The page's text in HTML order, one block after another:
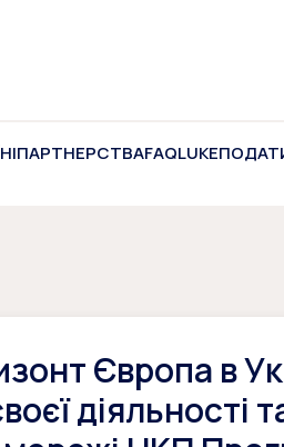
ПАРТНЕРСТВАFAQLUKE
Європа в
діяльності